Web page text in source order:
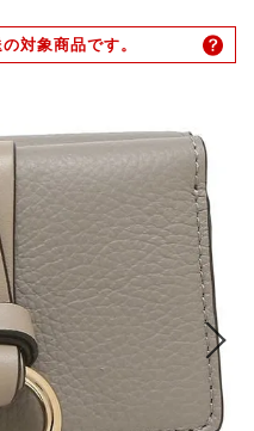
対象商品です。